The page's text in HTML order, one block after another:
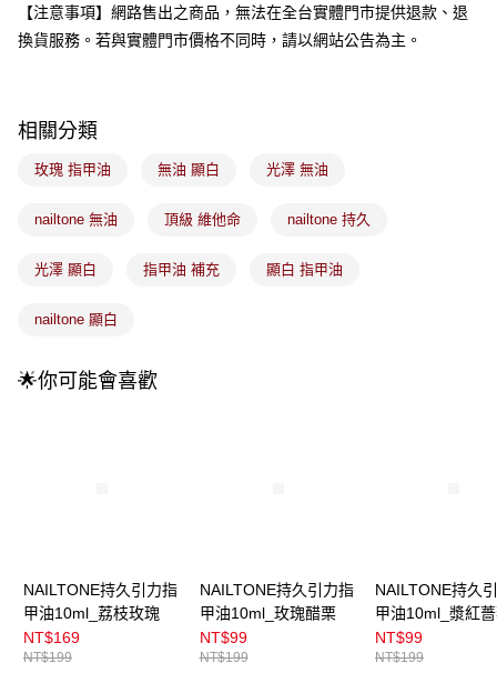
【大哥付你分期使用說明】
成交易。
4.訂單成立30分鐘內，如未前往確認交易或遇審核未通過，訂單將自動取
法說明評估內容。
醒簡訊。
帳／街口支付／iPASS MONEY」等通路繳費。
1.本服務係由「台灣大哥大股份有限公司」（以下簡稱本公司）所提供，讓
用戶於交易時，得透過本服務購買商品或服務，並由商店將買賣／分期付款
運送方式
全家取貨付款
付款後全家取貨
每筆NT$100，滿NT$899(含以上)免運費
每筆NT$100，滿NT$899(含以上)免運費
付款後7-11取貨
付款後門市自取
每筆NT$100，滿NT$399(含以上)免運費
【注意事項】網路售出之商品，無法在全台實體門市提供退款、退
換貨服務。若與實體門市價格不同時，請以網站公告為主。
相關分類
玫瑰 指甲油 無油 顯白 光澤 無油
nailtone 無油 頂級 維他命 nailtone 持久
光澤 顯白 指甲油 補充 顯白 指甲油
nailtone 顯白
🌟你可能會喜歡
NAILTONE持久引力指
甲油10ml_荔枝玫瑰
NT$169
NT$199
NAILTONE持久引力指
甲油10ml_玫瑰醋栗
NT$99
NT$199
NAILTONE持久
甲油10ml_漿紅
NT$99
NT$199